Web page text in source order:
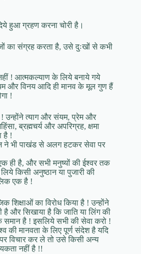
हुआ ग्रहण करना चोरी है।
का संग्रह करता है, उसे दुःखों से कभी
! आत्मकल्याण के लिये बनाये गये
और विनय आदि ही मानव के मूल गुण हैं
!
उन्होंने त्याग और संयम, प्रेम और
ब्रह्मचर्य और अपरिग्रह, क्षमा
है !
ने भी पाखंड से अलग हटकर सेवा पर
ही है, और सभी मनुष्यों की ईश्वर तक
किसी अनुष्ठान या पुजारी की
एक है !
शिक्षाओं का विरोध किया है ! उन्होंने
है और सिखाया है कि जाति या लिंग की
समान है ! इसलिये सभी की सेवा करो !
की मानवता के लिए पूर्ण संदेश है यदि
विचार कर ले तो उसे किसी अन्य
नहीं है !!